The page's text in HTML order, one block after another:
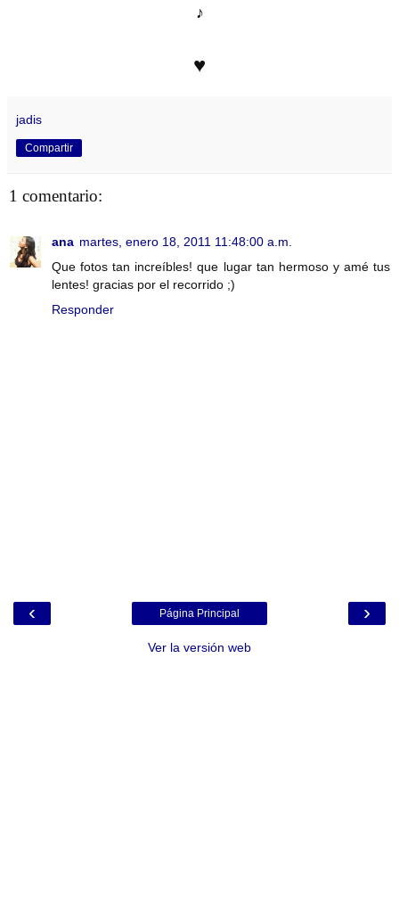
♪
♥
jadis
Compartir
1 comentario:
ana martes, enero 18, 2011 11:48:00 a.m.
Que fotos tan increíbles! que lugar tan hermoso y amé tus
lentes! gracias por el recorrido ;)
Responder
‹ ›
Página Principal
Ver la versión web